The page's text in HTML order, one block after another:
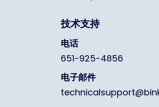
技术支持
电话
651-925-4856
电子邮件